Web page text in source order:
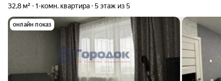
32,8 м² 1-комн. квартира 5 этаж из 5
онлайн показ